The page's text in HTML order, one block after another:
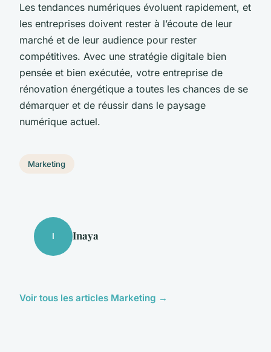
Les tendances numériques évoluent rapidement, et
les entreprises doivent rester à l’écoute de leur
marché et de leur audience pour rester
compétitives. Avec une stratégie digitale bien
pensée et bien exécutée, votre entreprise de
rénovation énergétique a toutes les chances de se
démarquer et de réussir dans le paysage
numérique actuel.
Marketing
I Inaya
Voir tous les articles Marketing →